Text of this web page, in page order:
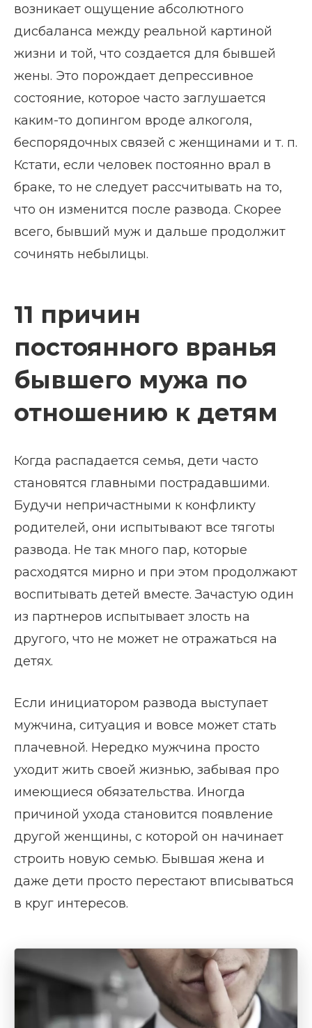
возникает ощущение абсолютного
дисбаланса между реальной картиной
жизни и той, что создается для бывшей
жены. Это порождает депрессивное
состояние, которое часто заглушается
каким-то допингом вроде алкоголя,
беспорядочных связей с женщинами и т. п.
Кстати, если человек постоянно врал в
браке, то не следует рассчитывать на то,
что он изменится после развода. Скорее
всего, бывший муж и дальше продолжит
сочинять небылицы.
11 причин
постоянного вранья
бывшего мужа по
отношению к детям
Когда распадается семья, дети часто
становятся главными пострадавшими.
Будучи непричастными к конфликту
родителей, они испытывают все тяготы
развода. Не так много пар, которые
расходятся мирно и при этом продолжают
воспитывать детей вместе. Зачастую один
из партнеров испытывает злость на
другого, что не может не отражаться на
детях.
Если инициатором развода выступает
мужчина, ситуация и вовсе может стать
плачевной. Нередко мужчина просто
уходит жить своей жизнью, забывая про
имеющиеся обязательства. Иногда
причиной ухода становится появление
другой женщины, с которой он начинает
строить новую семью. Бывшая жена и
даже дети просто перестают вписываться
в круг интересов.